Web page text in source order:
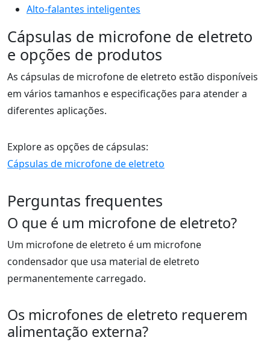
Alto-falantes inteligentes
Cápsulas de microfone de eletreto
e opções de produtos
As cápsulas de microfone de eletreto estão disponíveis
em vários tamanhos e especificações para atender a
diferentes aplicações.
Explore as opções de cápsulas:
Cápsulas de microfone de eletreto
Perguntas frequentes
O que é um microfone de eletreto?
Um microfone de eletreto é um microfone
condensador que usa material de eletreto
permanentemente carregado.
Os microfones de eletreto requerem
alimentação externa?